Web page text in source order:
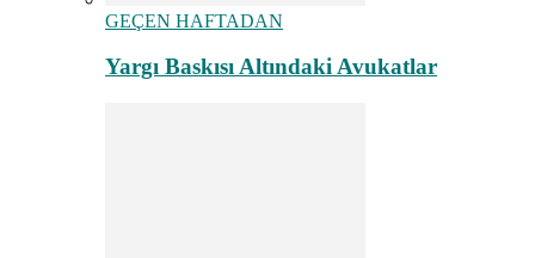
GEÇEN HAFTADAN
Yargı Baskısı Altındaki Avukatlar